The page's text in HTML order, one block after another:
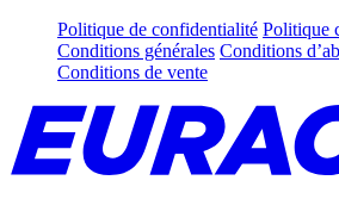
Politique de confidentialité Politique
Conditions générales Conditions
Conditions de vente